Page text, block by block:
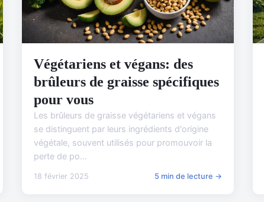
Végétariens et végans: des
brûleurs de graisse spécifiques
pour vous
Les brûleurs de graisse végétariens et végans
se distinguent par leurs ingrédients d'origine
végétale, souvent utilisés pour promouvoir la
perte de po...
18 février 2025 5 min de lecture →